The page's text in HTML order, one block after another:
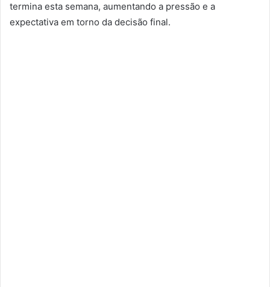
termina esta semana, aumentando a pressão e a
expectativa em torno da decisão final.